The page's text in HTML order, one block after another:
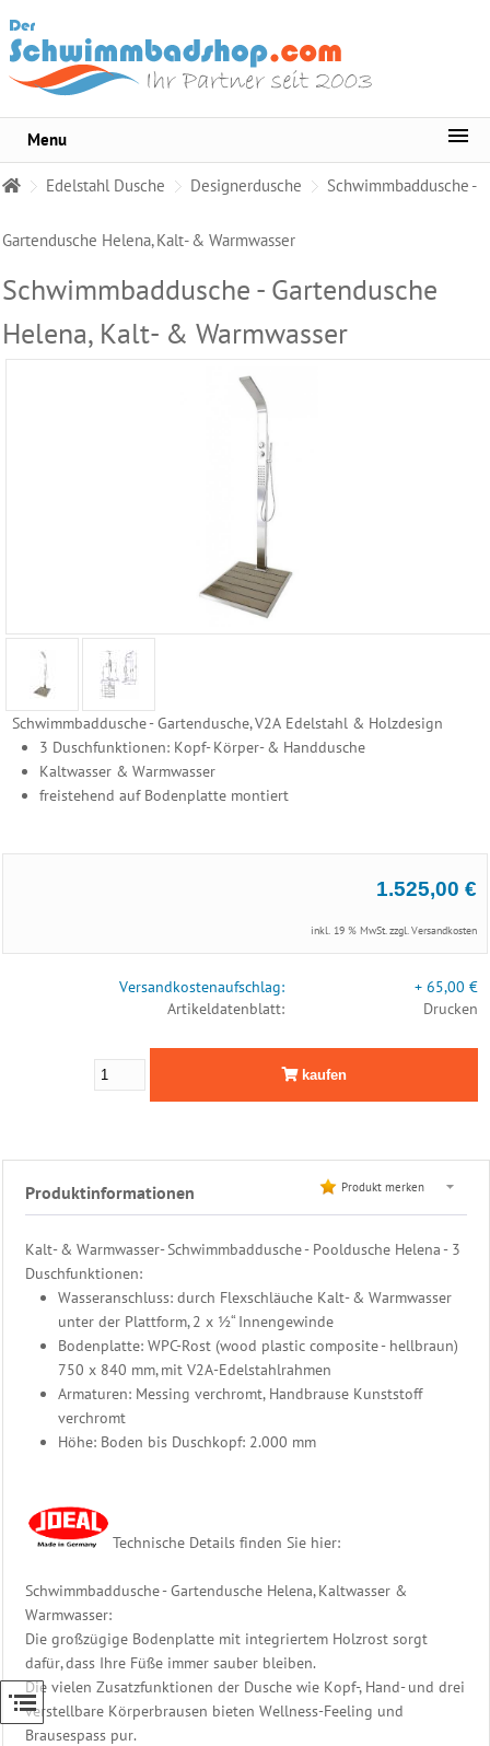
Edelstahl Dusche Designerdusche Schwimmbaddusche -
Gartendusche Helena, Kalt- & Warmwasser
Schwimmbaddusche - Gartendusche
Helena, Kalt- & Warmwasser
Schwimmbaddusche - Gartendusche, V2A Edelstahl & Holzdesign
3 Duschfunktionen: Kopf- Körper- & Handdusche
Kaltwasser & Warmwasser
freistehend auf Bodenplatte montiert
1.525,00 €
inkl. 19 % MwSt. zzgl.Versandkosten
Versandkostenaufschlag:
+ 65,00 €
Artikeldatenblatt:
Drucken
kaufen
Produktinformationen Produkt merken
Kalt- & Warmwasser- Schwimmbaddusche - Pooldusche Helena - 3
Duschfunktionen:
Wasseranschluss: durch Flexschläuche Kalt- & Warmwasser
unter der Plattform, 2 x ½“ Innengewinde
Bodenplatte: WPC-Rost (wood plastic composite - hellbraun)
750 x 840 mm, mit V2A-Edelstahlrahmen
Armaturen: Messing verchromt, Handbrause Kunststoff
verchromt
Höhe: Boden bis Duschkopf: 2.000 mm
Technische Details finden Sie hier:
Schwimmbaddusche - Gartendusche Helena, Kaltwasser &
Warmwasser:
Die großzügige Bodenplatte mit integriertem Holzrost sorgt
dafür, dass Ihre Füße immer sauber bleiben.
Die vielen Zusatzfunktionen der Dusche wie Kopf-, Hand- und drei
verstellbare Körperbrausen bieten Wellness-Feeling und
Brausespass pur.
Sortiment
Pflege
Wasser
Schwimmbecken
Folien
Ersatzhüllen
Becken
Randsteine
Einbauteile
Filter
Pumpen
PVC
Rohrmontagen
Schwimmbad
Steuerung
Heizung
Beckenwasser
Ersatzteile
Schwimmbadtechnik
Freizeitliege
Unser
Sauna
Zubehör
Shop
Menu